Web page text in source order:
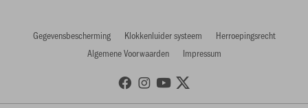
Gegevensbescherming Klokkenluider systeem
Herroepingsrecht
Algemene Voorwaarden
Impressum